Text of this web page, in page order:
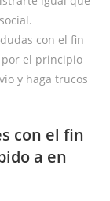
con el fin
por el principio
y haga trucos
con el fin
a en